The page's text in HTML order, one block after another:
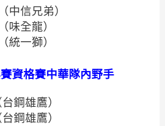
中信兄弟）
味全龍）
統一獅）
資格賽中華隊內野手
鋼雄鷹）
鋼雄鷹）